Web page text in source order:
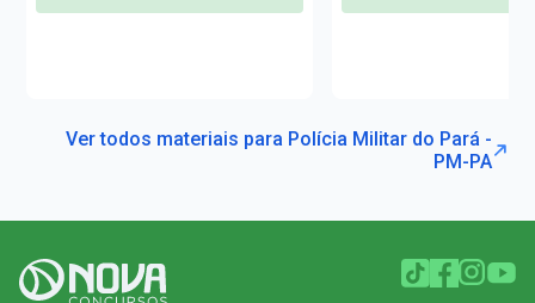
Ver todos materiais para Polícia Militar do Pará -
PM-PA